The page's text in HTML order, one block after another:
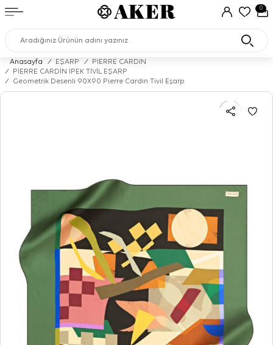
0
Anasayfa / EŞARP /
PIERRE CARDIN
/
PİERRE CARDİN İPEK TİVİL EŞARP
/
Geometrik Desenli 90X90 Pierre Cardin Tivil Eşarp